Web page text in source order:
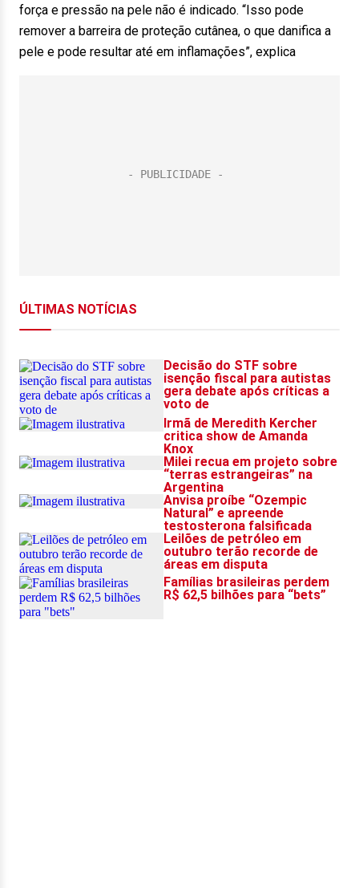
força e pressão na pele não é indicado. “Isso pode
remover a barreira de proteção cutânea, o que danifica a
pele e pode resultar até em inflamações”, explica